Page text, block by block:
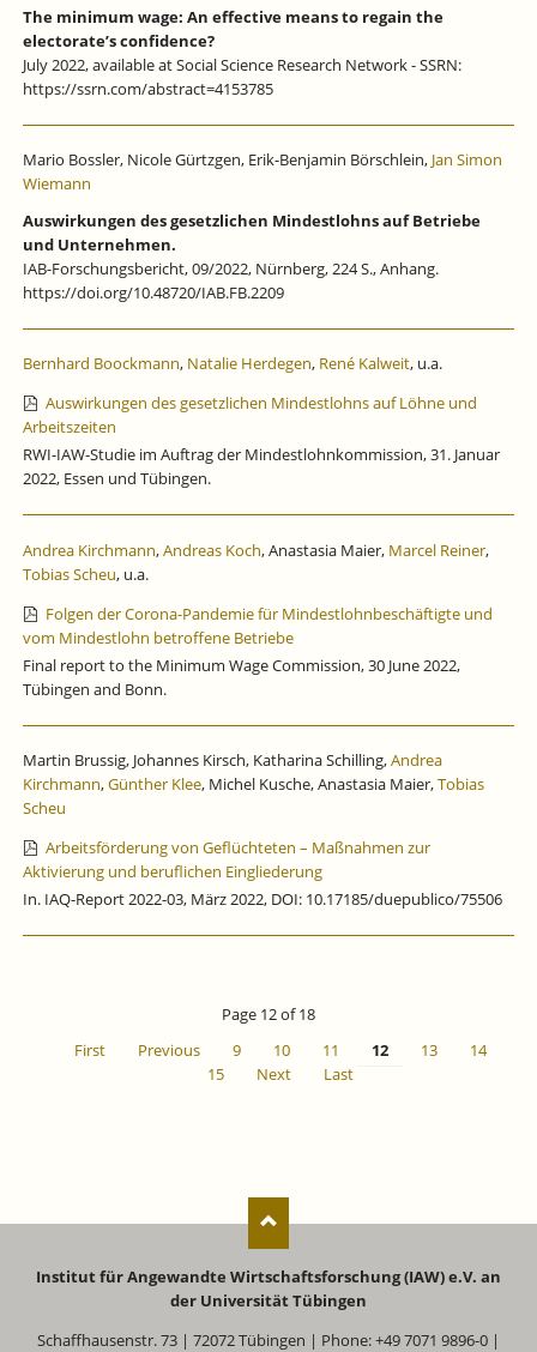
The minimum wage: An effective means to regain the
electorate’s confidence?
July 2022, available at Social Science Research Network - SSRN:
https://ssrn.com/abstract=4153785
Mario Bossler, Nicole Gürtzgen, Erik-Benjamin Börschlein, Jan Simon
Wiemann
Auswirkungen des gesetzlichen Mindestlohns auf Betriebe
und Unternehmen.
IAB-Forschungsbericht, 09/2022, Nürnberg, 224 S., Anhang.
https://doi.org/10.48720/IAB.FB.2209
Bernhard Boockmann, Natalie Herdegen, René Kalweit, u.a.
Auswirkungen des gesetzlichen Mindestlohns auf Löhne und
Arbeitszeiten
RWI-IAW-Studie im Auftrag der Mindestlohnkommission, 31. Januar
2022, Essen und Tübingen.
Andrea Kirchmann,Andreas Koch, Anastasia Maier, Marcel Reiner,
Tobias Scheu, u.a.
Folgen der Corona-Pandemie für Mindestlohnbeschäftigte und
vom Mindestlohn betroffene Betriebe
Final report to the Minimum Wage Commission, 30 June 2022,
Tübingen and Bonn.
Martin Brussig, Johannes Kirsch, Katharina Schilling,Andrea
Kirchmann,Günther Klee, Michel Kusche, Anastasia Maier,Tobias
Scheu
Arbeitsförderung von Geflüchteten – Maßnahmen zur
Aktivierung und beruflichen Eingliederung
In. IAQ-Report 2022-03, März 2022, DOI: 10.17185/duepublico/75506
Page 12 of 18
First
Previous 9 10 11 12 13
14
15
Next Last
Institut für Angewandte Wirtschaftsforschung (IAW) e.V. an
der Universität Tübingen
Schaffhausenstr. 73 | 72072 Tübingen | Phone: +49 7071 9896-0 |